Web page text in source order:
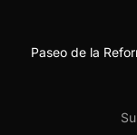
Paseo de la